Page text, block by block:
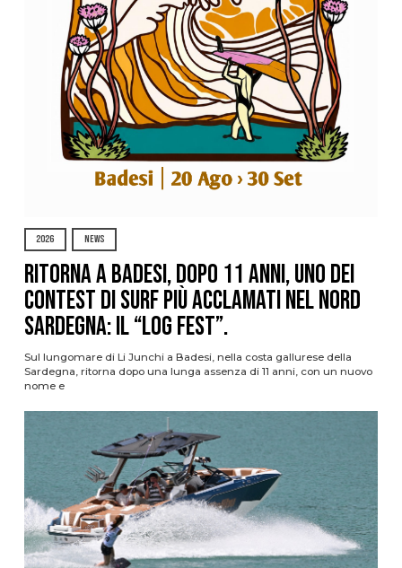
2026 NEWS
Ritorna a Badesi, dopo 11 anni, uno dei
contest di surf più acclamati nel nord
Sardegna: il “Log Fest”.
Sul lungomare di Li Junchi a Badesi, nella costa gallurese della
Sardegna, ritorna dopo una lunga assenza di 11 anni, con un nuovo
nome e